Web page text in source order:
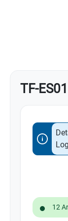
TF-
12